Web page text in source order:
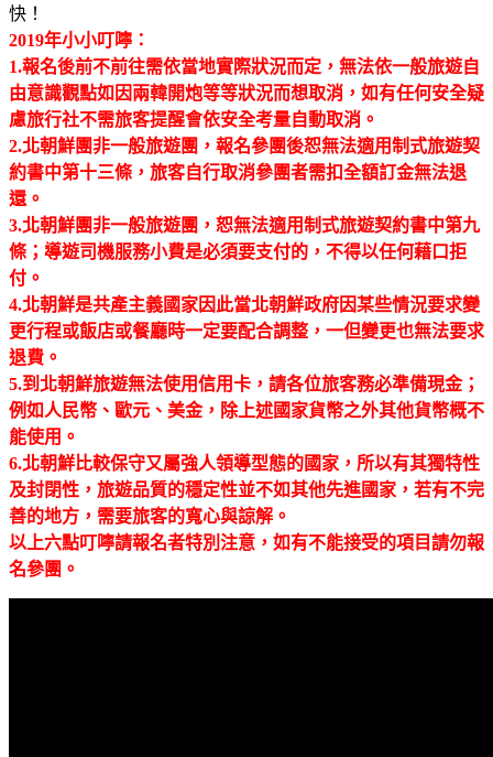
快！
2019年小小叮嚀：
1.報名後前不前往需依當地實際狀況而定，無法依一般旅遊自
由意識觀點如因兩韓開炮等等狀況而想取消，如有任何安全疑
慮旅行社不需旅客提醒會依安全考量自動取消。
2.北朝鮮團非一般旅遊團，報名參團後恕無法適用制式旅遊契
約書中第十三條，旅客自行取消參團者需扣全額訂金無法退
還。
3.北朝鮮團非一般旅遊團，恕無法適用制式旅遊契約書中第九
條；導遊司機服務小費是必須要支付的，不得以任何藉口拒
付。
4.北朝鮮是共產主義國家因此當北朝鮮政府因某些情況要求變
更行程或飯店或餐廳時一定要配合調整，一但變更也無法要求
退費。
5.到北朝鮮旅遊無法使用信用卡，請各位旅客務必準備現金；
例如人民幣、歐元、美金，除上述國家貨幣之外其他貨幣概不
能使用。
6.北朝鮮比較保守又屬強人領導型態的國家，所以有其獨特性
及封閉性，旅遊品質的穩定性並不如其他先進國家，若有不完
善的地方，需要旅客的寬心與諒解。
以上六點叮嚀請報名者特別注意，如有不能接受的項目請勿報
名參團。